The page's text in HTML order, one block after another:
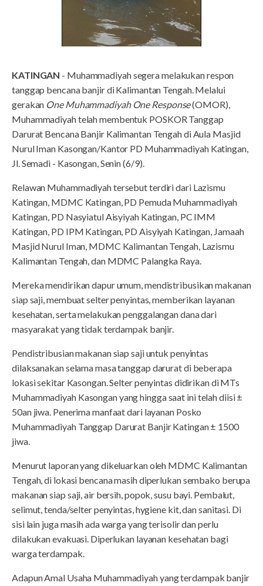
KATINGAN - Muhammadiyah segera melakukan respon
tanggap bencana banjir di Kalimantan Tengah. Melalui
gerakan One Muhammadiyah One Response(OMOR),
Muhammadiyah telah membentuk POSKOR Tanggap
Darurat Bencana Banjir Kalimantan Tengah di Aula Masjid
Nurul Iman Kasongan/Kantor PD Muhammadiyah Katingan,
Jl. Semadi - Kasongan, Senin (6/9).
Relawan Muhammadiyah tersebut terdiri dari Lazismu
Katingan, MDMC Katingan, PD Pemuda Muhammadiyah
Katingan, PD Nasyiatul Aisyiyah Katingan, PC IMM
Katingan, PD IPM Katingan, PD Aisyiyah Katingan, Jamaah
Masjid Nurul Iman, MDMC Kalimantan Tengah, Lazismu
Kalimantan Tengah, dan MDMC Palangka Raya.
Mereka mendirikan dapur umum, mendistribusikan makanan
siap saji, membuat selter penyintas, memberikan layanan
kesehatan, serta melakukan penggalangan dana dari
masyarakat yang tidak terdampak banjir.
Pendistribusian makanan siap saji untuk penyintas
dilaksanakan selama masa tanggap darurat di beberapa
lokasi sekitar Kasongan. Selter penyintas didirikan di MTs
Muhammadiyah Kasongan yang hingga saat ini telah diisi ±
50an jiwa. Penerima manfaat dari layanan Posko
Muhammadiyah Tanggap Darurat Banjir Katingan ± 1500
jiwa.
Menurut laporan yang dikeluarkan oleh MDMC Kalimantan
Tengah, di lokasi bencana masih diperlukan sembako berupa
makanan siap saji, air bersih, popok, susu bayi. Pembalut,
selimut, tenda/selter penyintas, hygiene kit, dan sanitasi. Di
sisi lain juga masih ada warga yang terisolir dan perlu
dilakukan evakuasi. Diperlukan layanan kesehatan bagi
warga terdampak.
Adapun Amal Usaha Muhammadiyah yang terdampak banjir